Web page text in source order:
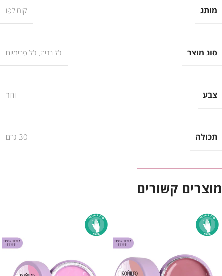
מותג קומילפו
סוג מוצר ג’ל בניה, ג’ל פרימיום
צבע ורוד
תכולה 30 גרם
מוצרים קשורים